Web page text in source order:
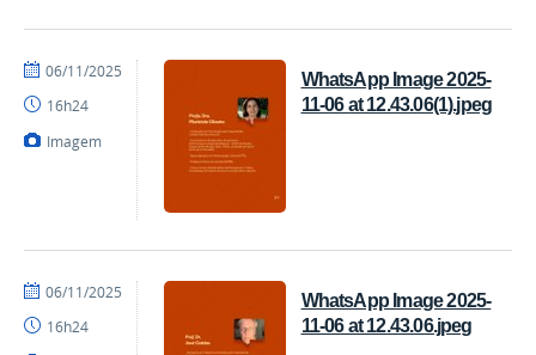
WhatsApp Image 2025-
11-06 at 12.43.06(1).jpeg
por
publicado
06/11/2025
16h24
Imagem
WhatsApp Image 2025-
11-06 at 12.43.06.jpeg
por
publicado
06/11/2025
16h24